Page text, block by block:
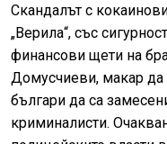
Скандалът с
„Верила“, със
финансови щети на
Домусчиеви, макар да
българи да са
криминалисти.